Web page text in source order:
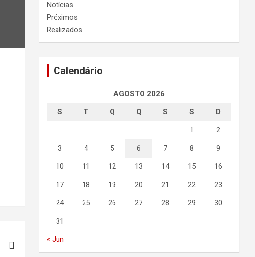
Notícias
Próximos
Realizados
Calendário
AGOSTO 2026
S T Q Q S S D
1 2
3 4 5 6 7 8 9
10 11 12 13 14 15 16
17 18 19 20 21 22 23
24 25 26 27 28 29 30
31
« Jun